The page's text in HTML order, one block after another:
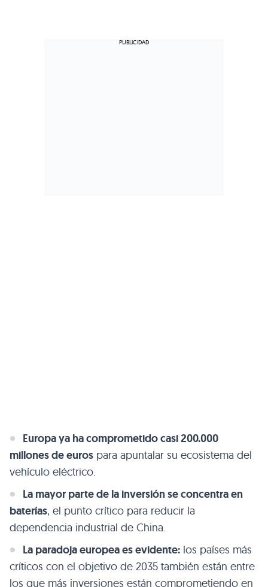
Europa ya ha comprometido casi 200.000
millones de euros para apuntalar su ecosistema del
vehículo eléctrico.
La mayor parte de la inversión se concentra en
baterías, el punto crítico para reducir la
dependencia industrial de China.
La paradoja europea es evidente: los países más
críticos con el objetivo de 2035 también están entre
los que más inversiones están comprometiendo en